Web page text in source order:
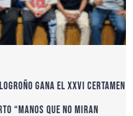
gana el XXVI certamen
“Manos que no miran